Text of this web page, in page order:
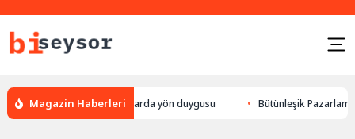
Magazin Haberleri
bulması, hayvanlarda yön duygusu Bütünleşik Pazarlama: